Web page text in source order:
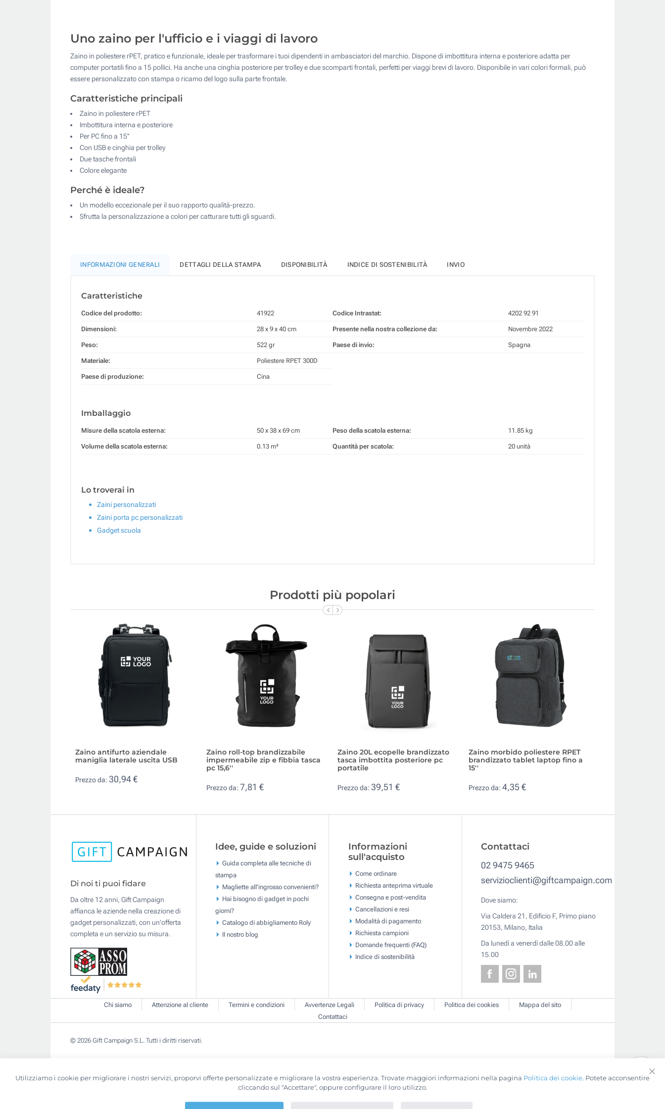
50
100
Uno zaino per l'ufficio e i viaggi di lavoro
Zaino in poliestere rPET, pratico e funzionale, ideale per trasformare i tuoi dipendenti in ambasciatori del marchio. Dispone di imbottitura interna e posteriore adatta per
computer portatili fino a 15 pollici. Ha anche una cinghia posteriore per trolley e due scomparti frontali, perfetti per viaggi brevi di lavoro. Disponibile in vari colori formali, può
essere personalizzato con stampa o ricamo del logo sulla parte frontale.
Caratteristiche principali
Zaino in poliestere rPET
Imbottitura interna e posteriore
Per PC fino a 15''
Con USB e cinghia per trolley
Due tasche frontali
Colore elegante
Perché è ideale?
Un modello eccezionale per il suo rapporto qualità-prezzo.
Sfrutta la personalizzazione a colori per catturare tutti gli sguardi.
INFORMAZIONI GENERALI DETTAGLI DELLA STAMPA DISPONIBILITÀ INDICE DI SOSTENIBILITÀ INVIO
Caratteristiche
Codice del prodotto: 41922
Dimensioni: 28 x 9 x 40 cm
Peso: 522 gr
Materiale: Poliestere RPET 300D
Paese di produzione: Cina
Codice Intrastat: 4202 92 91
Presente nella nostra collezione da: Novembre 2022
Paese di invio: Spagna
Imballaggio
Misure della scatola esterna: 50 x 38 x 69 cm
Volume della scatola esterna: 0.13 m³
Peso della scatola esterna: 11.85 kg
Quantità per scatola: 20 unità
Lo troverai in
Zaini personalizzati
Zaini porta pc personalizzati
Gadget scuola
Prodotti più popolari
Zaino antifurto aziendale
maniglia laterale uscita USB
Prezzo da: 30,94 €
Zaino roll-top brandizzabile
impermeabile zip e fibbia tasca
pc 15,6''
Prezzo da: 7,81 €
Zaino 20L ecopelle brandizzato
tasca imbottita posteriore pc
portatile
Prezzo da: 39,51 €
Zaino morbido poliestere RPET
brandizzato tablet laptop fino a
15''
Prezzo da: 4,35 €
Di noi ti puoi fidare
Da oltre 12 anni, Gift Campaign
affianca le aziende nella creazione di
gadget personalizzati, con un'offerta
completa e un servizio su misura.
Idee, guide e soluzioni
Guida completa alle tecniche di
stampa
Magliette all'ingrosso convenienti?
Hai bisogno di gadget in pochi
giorni?
Catalogo di abbigliamento Roly
Il nostro blog
Informazioni
sull'acquisto
Come ordinare
Richiesta anteprima virtuale
Consegna e post-vendita
Cancellazioni e resi
Modalità di pagamento
Richiesta campioni
Domande frequenti (FAQ)
Indice di sostenibilità
Contattaci
02 9475 9465
servizioclienti@giftcampaign.com
Dove siamo:
Via Caldera 21, Edificio F, Primo piano
20153, Milano, Italia
Da lunedì a venerdì dalle 08.00 alle
15.00
Chi siamo Attenzione al cliente Termini e condizioni Avvertenze Legali Politica di privacy Politica dei cookies
Mappa del sito
Contattaci
© 2026 Gift Campaign S.L. Tutti i diritti riservati.
Utilizziamo i cookie per migliorare i nostri servizi, proporvi offerte personalizzate e migliorare la vostra esperienza. Trovate maggiori informazioni nella pagina Politica dei cookie. Potete acconsentire
cliccando sul "Accettare", oppure configurare il loro utilizzo.